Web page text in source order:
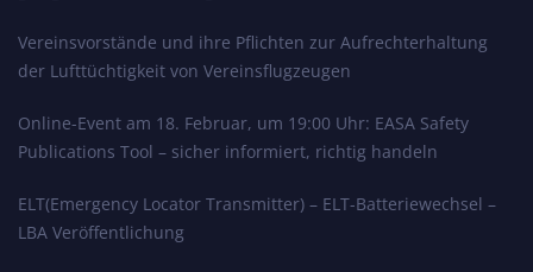
Vereinsvorstände und ihre Pflichten zur Aufrechterhaltung
der Lufttüchtigkeit von Vereinsflugzeugen
Online-Event am 18. Februar, um 19:00 Uhr: EASA Safety
Publications Tool – sicher informiert, richtig handeln
ELT(Emergency Locator Transmitter) – ELT-Batteriewechsel –
LBA Veröffentlichung